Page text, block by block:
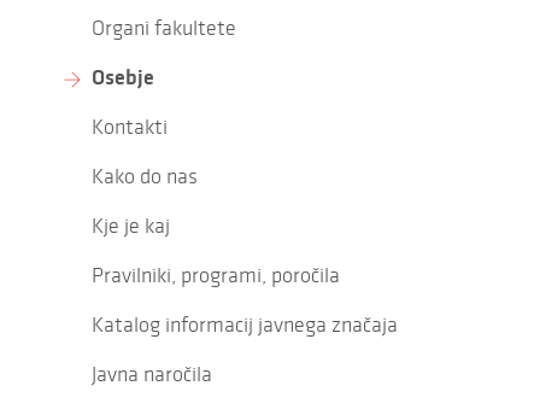
Organi fakultete
Osebje
Kontakti
Kako do nas
Kje je kaj
Pravilniki, programi, poročila
Katalog informacij javnega značaja
Javna naročila